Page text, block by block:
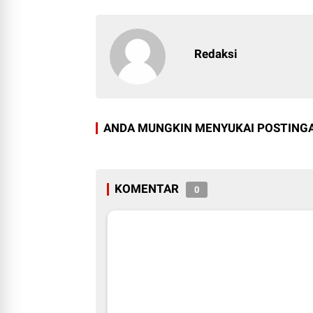
Redaksi
ANDA MUNGKIN MENYUKAI
KOMENTAR 0